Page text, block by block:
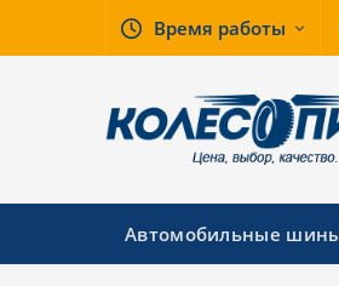
Время работы
Автомобильные